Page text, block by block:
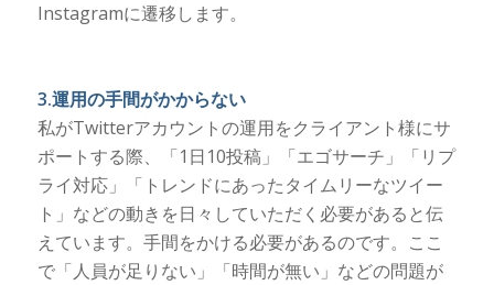
Instagramに遷移します。
3.運用の手間がかからない
私がTwitterアカウントの運用をクライアント様にサ
ポートする際、「1日10投稿」「エゴサーチ」「リプ
ライ対応」「トレンドにあったタイムリーなツイー
ト」などの動きを日々していただく必要があると伝
えています。手間をかける必要があるのです。ここ
で「人員が足りない」「時間が無い」などの問題が